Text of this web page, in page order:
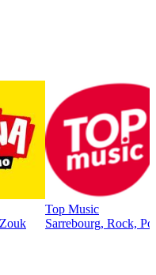
Top Music
Sarrebourg, Rock,